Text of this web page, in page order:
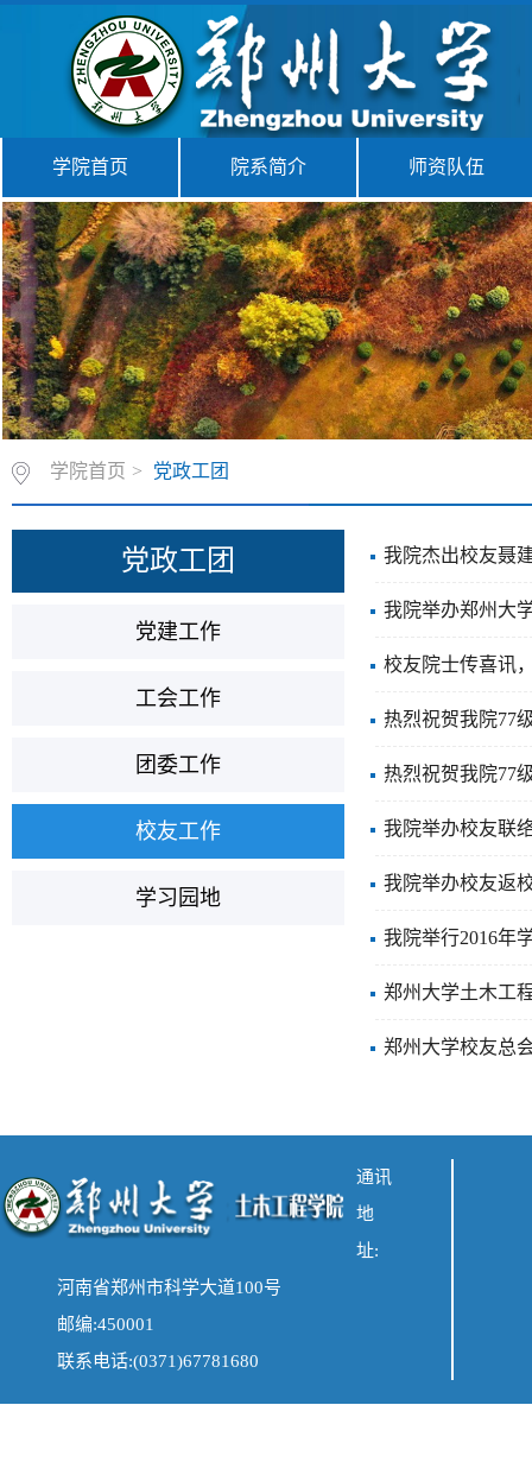
学院首页 院系简介 师资队伍
学院首页 > 党政工团
党政工团
党建工作
工会工作
团委工作
校友工作
学习园地
我院杰出校友聂
我院举办郑州大
校友院士传喜讯
热烈祝贺我院77
热烈祝贺我院77
我院举办校友联
我院举办校友返
我院举行2016年
郑州大学土木工
郑州大学校友总
通讯
地
址:
河南省郑州市科学大道100号
邮编:450001
联系电话:(0371)67781680